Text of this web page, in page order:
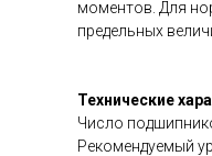
моментов. Для
предельных
Технические
Число
Рекомендуемый